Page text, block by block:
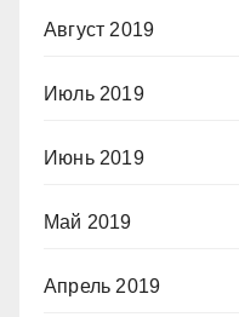
Август 2019
Июль 2019
Июнь 2019
Май 2019
Апрель 2019